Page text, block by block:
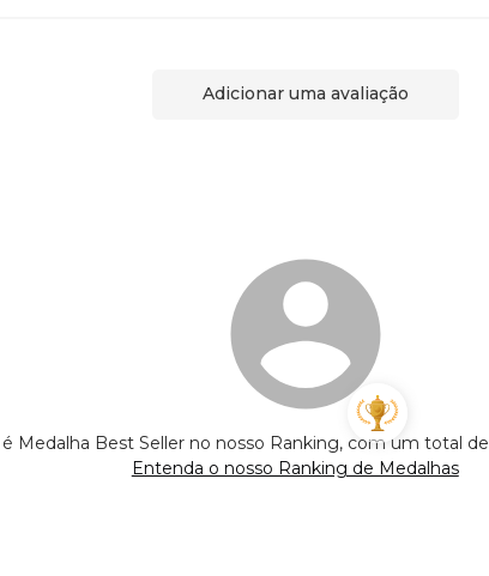
Adicionar uma avaliação
é Medalha Best Seller no nosso Ranking, com um total de
Entenda o nosso Ranking de Medalhas